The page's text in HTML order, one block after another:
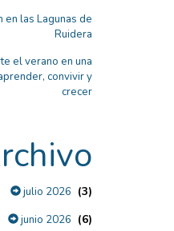
las Lagunas de
Ruidera
el verano en una
convivir y
crecer
julio 2026 (3)
junio 2026 (6)